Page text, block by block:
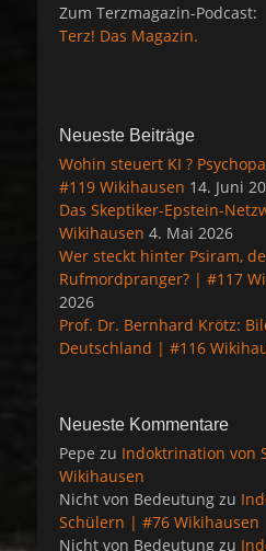
Zum Terzmagazin-Podcast:
Terz! Das Magazin.
Neueste Beiträge
Wohin steuert KI ?
#119 Wikihausen 14. Juni
Das Skeptiker-Epstein-
Wikihausen 4. Mai 2026
Wer steckt hinter Psiram,
Rufmordpranger? | #117
2026
Prof. Dr. Bernhard Krötz:
Deutschland | #116
Neueste Kommentare
Pepe zu Indoktrination von
Wikihausen
Nicht von Bedeutung zu
Schülern | #76 Wikihausen
Nicht von Bedeutung zu